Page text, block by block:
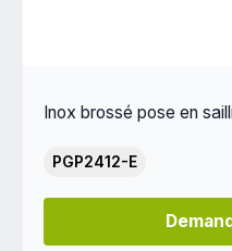
Inox brossé pose en
PGP2412-E